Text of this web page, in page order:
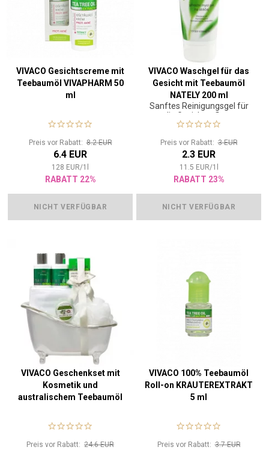
VIVACO Gesichtscreme mit
Teebaumöl VIVAPHARM 50
ml
Preis vor Rabatt:8.2 EUR
6.4 EUR
128 EUR/1
RABATT 22%
NICHT VERFÜGBAR
VIVACO Waschgel für das
Gesicht mit Teebaumöl
NATELY 200 ml
Sanftes Reinigungsgel für
die Gesichtspflege
Preis vor Rabatt:3 EUR
2.3 EUR
11.5 EUR/1
RABATT 23%
NICHT VERFÜGBAR
VIVACO Geschenkset mit
Kosmetik und
australischem Teebaumöl
Preis vor Rabatt: 24.6 EUR
VIVACO 100% Teebaumöl
Roll-on KRAUTEREXTRAKT
5 ml
Preis vor Rabatt:3.7 EUR